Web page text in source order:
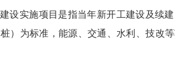
建设实施项目是指当年新开工建设及续
桩）为标准，能源、交通、水利、技改